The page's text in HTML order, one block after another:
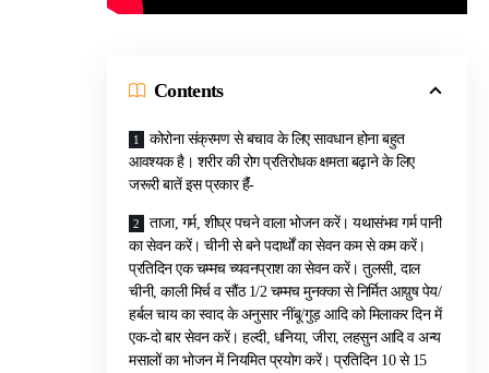
Contents
कोरोना संक्रमण से बचाव के लिए सावधान होना बहुत
आवश्यक है। शरीर की रोग प्रतिरोधक क्षमता बढ़ाने के लिए
जरूरी बातें इस प्रकार हैंं-
ताजा, गर्म, शीघ्र पचने वाला भोजन करें। यथासंभव गर्म पानी
का सेवन करें। चीनी से बने पदार्थों का सेवन कम से कम करें।
प्रतिदिन एक चम्मच च्यवनप्राश का सेवन करें। तुलसी, दाल
चीनी, काली मिर्च व सौंठ 1/2 चम्मच मुनक्का से निर्मित आय़ुष पेय/
हर्बल चाय का स्वाद के अनुसार नींबू/गुड़ आदि को मिलाकर दिन में
एक-दो बार सेवन करें। हल्दी, धनिया, जीरा, लहसुन आदि व अन्य
मसालों का भोजन में नियमित प्रयोग करें। प्रतिदिन 10 से 15